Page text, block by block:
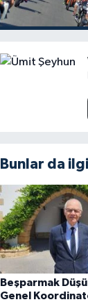
Bunlar da
Beşparmak
Genel